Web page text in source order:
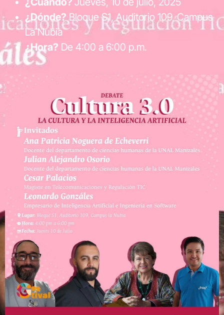
¿Dónde?Bloque S1, Auditorio 109, Campus
La Nubia
¿Hora? De 4:00 a 6:00 p.m.